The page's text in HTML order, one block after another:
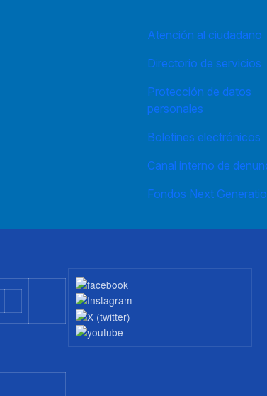
Atención al ciudadano
Directorio de servicios
Protección de datos
personales
Boletines electrónicos
Canal interno de
Fondos Next